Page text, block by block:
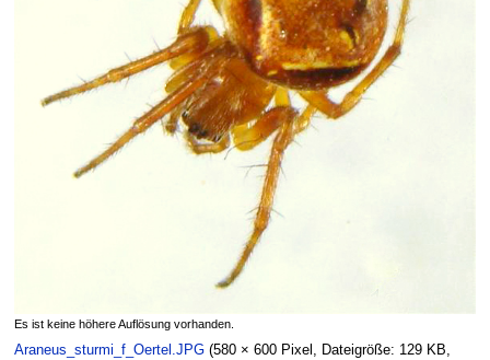
Es ist keine höhere Auflösung vorhanden.
Araneus_sturmi_f_Oertel.JPG‎ (580 × 600 Pixel, Dateigröße: 129 KB,